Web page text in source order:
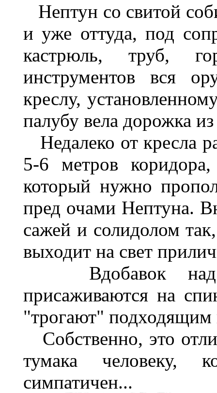
Нептун со свитой
и уже оттуда, под
кастрюль, труб,
инструментов вся
креслу,
палубу вела дорожка
Недалеко от кресла
5-6 метров
который нужно
пред очами Нептуна.
сажей и солидолом
выходит на свет
Вдобавок над
присаживаются на
"трогают" подходящим
Собственно, это
тумака человеку,
симпатичен...